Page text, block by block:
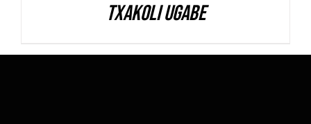
Txakoli Ugabe